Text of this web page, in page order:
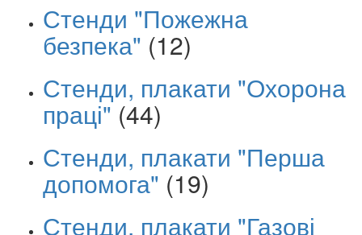
Стенди "Пожежна
безпека" (12)
Стенди, плакати "Охорона
праці" (44)
Стенди, плакати "Перша
допомога" (19)
Стенди, плакати "Газові